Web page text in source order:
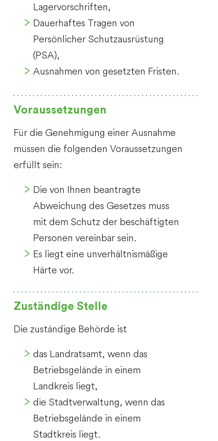
Lagervorschriften,
Dauerhaftes Tragen von
Persönlicher Schutzausrüstung
(PSA),
Ausnahmen von gesetzten Fristen.
Voraussetzungen
Für die Genehmigung einer Ausnahme
müssen die folgenden Voraussetzungen
erfüllt sein:
Die von Ihnen beantragte
Abweichung des Gesetzes muss
mit dem Schutz der beschäftigten
Personen vereinbar sein.
Es liegt eine unverhältnismäßige
Härte vor.
Zuständige Stelle
Die zuständige Behörde ist
das Landratsamt, wenn das
Betriebsgelände in einem
Landkreis liegt,
die Stadtverwaltung, wenn das
Betriebsgelände in einem
Stadtkreis liegt.